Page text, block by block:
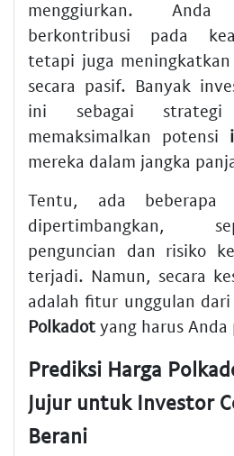
menggiurkan.
berkontribusi pada
tetapi juga
secara pasif. Banyak
ini sebagai
memaksimalkan potensi
mereka dalam jangka
Tentu, ada
dipertimbangkan,
penguncian dan risiko
terjadi. Namun, secara
adalah fitur unggulan dari
Polkadot yang harus
Prediksi Harga
Jujur untuk Investor
Berani